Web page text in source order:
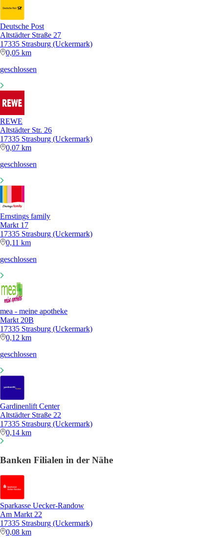
Deutsche Post
Altstädter Straße 27
17335 Strasburg (Uckermark)
0,05 km
geschlossen
REWE
Altstädter Str. 26
17335 Strasburg (Uckermark)
0,07 km
geschlossen
Ernstings family
Markt 17
17335 Strasburg (Uckermark)
0,11 km
geschlossen
mea - meine apotheke
Markt 20B
17335 Strasburg (Uckermark)
0,12 km
geschlossen
Gardinenlift Center
Altstädter Straße 22
17335 Strasburg (Uckermark)
0,14 km
Banken Filialen in der Nähe
Sparkasse Uecker-Randow
Am Markt 22
17335 Strasburg (Uckermark)
0,08 km